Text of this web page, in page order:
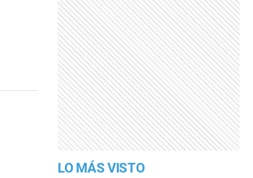
LO MÁS VISTO